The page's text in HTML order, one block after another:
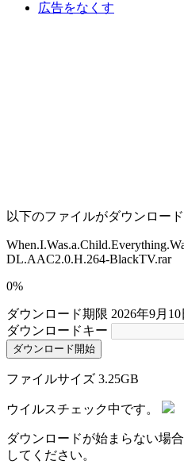
広告をなくす
以下のファイルがダウンロード
DL.AAC2.0.H.264-BlackTV.rar
0%
ダウンロード期限 2026年9月
ダウンロードキー
ダウンロード開始
ファイルサイズ 3.25GB
ウイルスチェック中です。
ダウンロードが始まらない場
してください。